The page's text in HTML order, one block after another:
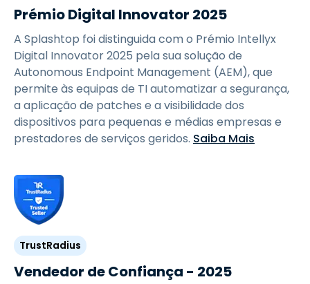
Prémio Digital Innovator 2025
A Splashtop foi distinguida com o Prémio Intellyx
Digital Innovator 2025 pela sua solução de
Autonomous Endpoint Management (AEM), que
permite às equipas de TI automatizar a segurança,
a aplicação de patches e a visibilidade dos
dispositivos para pequenas e médias empresas e
prestadores de serviços geridos. Saiba Mais
TrustRadius
Vendedor de Confiança - 2025